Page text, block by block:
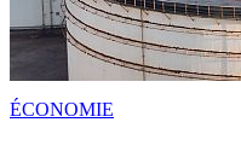
ÉCONOMIE